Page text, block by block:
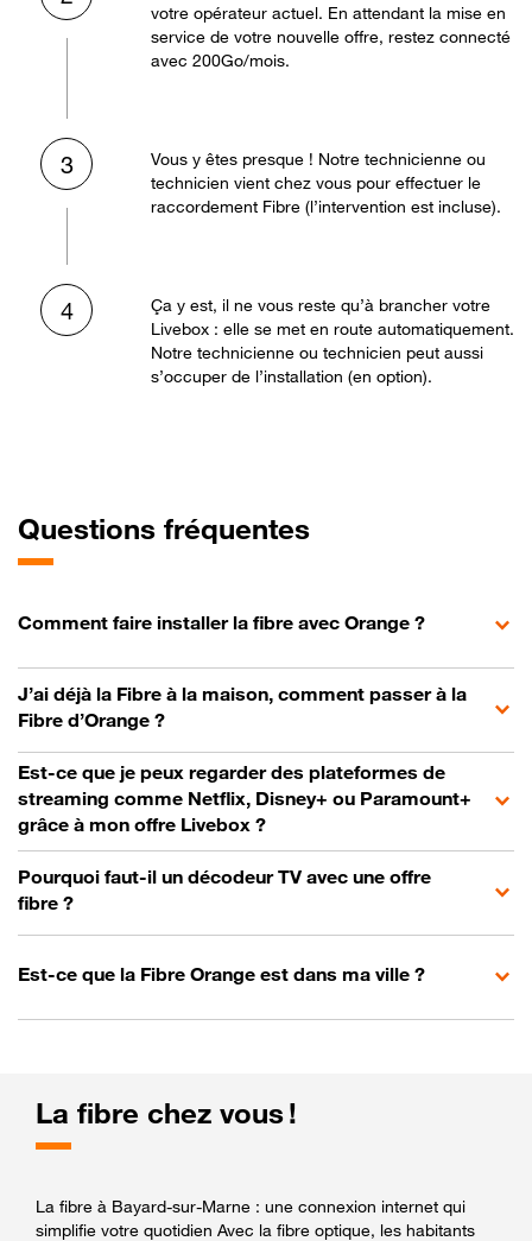
votre opérateur actuel. En attendant la mise en
service de votre nouvelle offre, restez connecté
avec 200Go/mois.
3
Vous y êtes presque ! Notre technicienne ou
technicien vient chez vous pour effectuer le
raccordement Fibre (l’intervention est incluse).
4
Ça y est, il ne vous reste qu’à brancher votre
Livebox : elle se met en route automatiquement.
Notre technicienne ou technicien peut aussi
s’occuper de l’installation (en option).
Questions fréquentes
Comment faire installer la fibre avec Orange ?
J’ai déjà la Fibre à la maison, comment passer à la
Fibre d’Orange ?
Est-ce que je peux regarder des plateformes de
streaming comme Netflix, Disney+ ou Paramount+
grâce à mon offre Livebox ?
Pourquoi faut-il un décodeur TV avec une offre
fibre ?
Est-ce que la Fibre Orange est dans ma ville ?
La fibre chez vous !
La fibre à Bayard-sur-Marne : une connexion internet qui
simplifie votre quotidien Avec la fibre optique, les habitants